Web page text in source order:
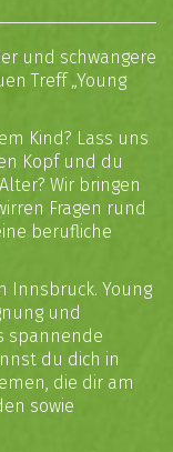
und schwangere
Treff „Young
Kind? Lass uns
Kopf und du
Wir bringen
Fragen rund
berufliche
Innsbruck. Young
und
spannende
du dich in
die dir am
sowie